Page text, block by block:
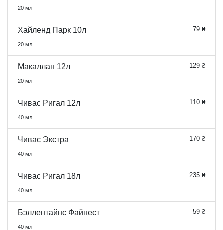
20 мл
Хайленд Парк 10л 79 ₴
20 мл
Макаллан 12л 129 ₴
20 мл
Чивас Ригал 12л 110 ₴
40 мл
Чивас Экстра 170 ₴
40 мл
Чивас Ригал 18л 235 ₴
40 мл
Бэллентайнс Файнест 59 ₴
40 мл